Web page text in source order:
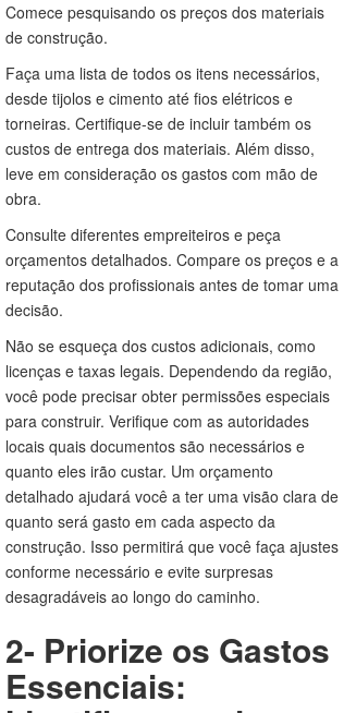
Comece pesquisando os preços dos materiais
de construção.
Faça uma lista de todos os itens necessários,
desde tijolos e cimento até fios elétricos e
torneiras. Certifique-se de incluir também os
custos de entrega dos materiais. Além disso,
leve em consideração os gastos com mão de
obra.
Consulte diferentes empreiteiros e peça
orçamentos detalhados. Compare os preços e a
reputação dos profissionais antes de tomar uma
decisão.
Não se esqueça dos custos adicionais, como
licenças e taxas legais. Dependendo da região,
você pode precisar obter permissões especiais
para construir. Verifique com as autoridades
locais quais documentos são necessários e
quanto eles irão custar. Um orçamento
detalhado ajudará você a ter uma visão clara de
quanto será gasto em cada aspecto da
construção. Isso permitirá que você faça ajustes
conforme necessário e evite surpresas
desagradáveis ao longo do caminho.
2- Priorize os Gastos
Essenciais: